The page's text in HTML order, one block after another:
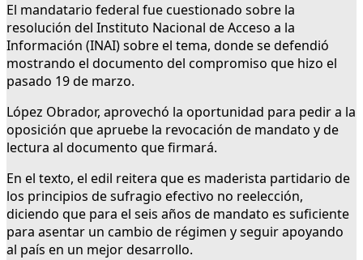
El mandatario federal fue cuestionado sobre la
resolución del Instituto Nacional de Acceso a la
Información (INAI) sobre el tema, donde se defendió
mostrando el documento del compromiso que hizo el
pasado 19 de marzo.
López Obrador, aprovechó la oportunidad para pedir a la
oposición que apruebe la revocación de mandato y de
lectura al documento que firmará.
En el texto, el edil reitera que es maderista partidario de
los principios de sufragio efectivo no reelección,
diciendo que para el seis años de mandato es suficiente
para asentar un cambio de régimen y seguir apoyando
al país en un mejor desarrollo.